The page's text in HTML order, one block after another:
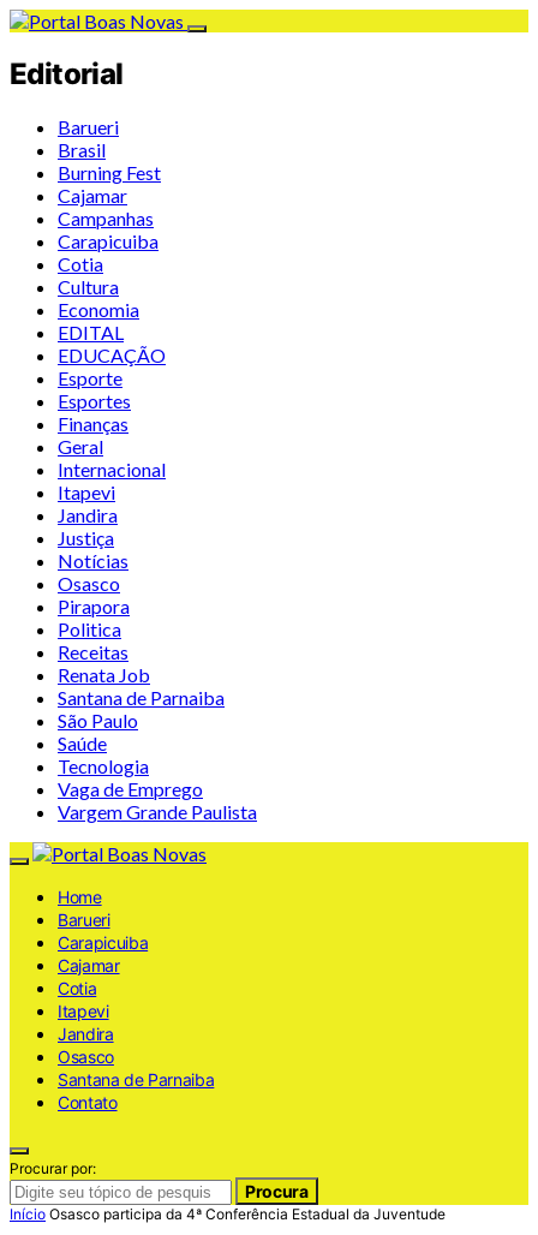
Editorial
Barueri
Brasil
Burning Fest
Cajamar
Campanhas
Carapicuiba
Cotia
Cultura
Economia
EDITAL
EDUCAÇÃO
Esporte
Esportes
Finanças
Geral
Internacional
Itapevi
Jandira
Justiça
Notícias
Osasco
Pirapora
Politica
Receitas
Renata Job
Santana de Parnaiba
São Paulo
Saúde
Tecnologia
Vaga de Emprego
Vargem Grande Paulista
Home
Barueri
Carapicuiba
Cajamar
Cotia
Itapevi
Jandira
Osasco
Santana de Parnaiba
Contato
Procurar por:
Procura
Início Osasco participa da 4ª Conferência Estadual da Juventude